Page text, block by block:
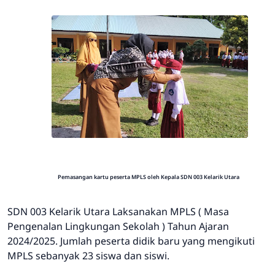
Pemasangan kartu peserta MPLS oleh Kepala SDN 003 Kelarik Utara
SDN 003 Kelarik Utara Laksanakan MPLS ( Masa
Pengenalan Lingkungan Sekolah ) Tahun Ajaran
2024/2025. Jumlah peserta didik baru yang mengikuti
MPLS sebanyak 23 siswa dan siswi.